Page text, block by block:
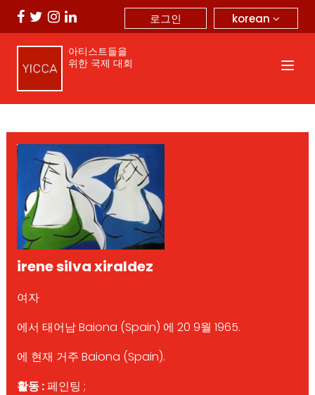
korean
로그인
아티스트들을
위한 국제 대회
irene silva xiraldez
여자
에서 태어남 Baiona (Spain) 에 20 9월 1965.
에 현재 거주 Baiona (Spain).
활동 :페인팅 ;